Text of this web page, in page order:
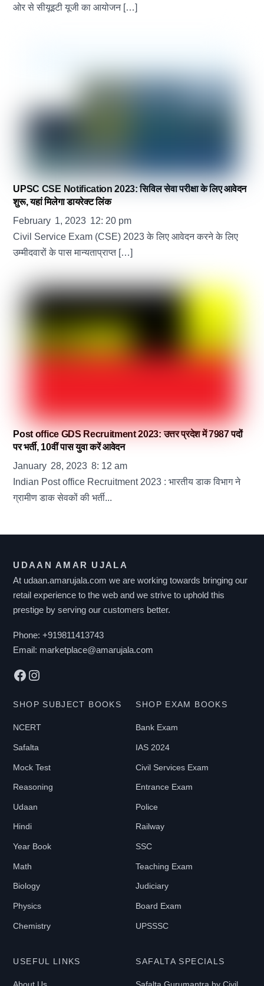
ओर से सीयूइटी यूजी का आयोजन […]
UPSC CSE Notification 2023: सिविल सेवा परीक्षा के लिए आवेदन
शुरू, यहां मिलेगा डायरेक्ट लिंक
February 1, 2023 12: 20 pm
Civil Service Exam (CSE) 2023 के लिए आवेदन करने के लिए
उम्मीदवारों के पास मान्यताप्राप्त […]
Post office GDS Recruitment 2023: उत्तर प्रदेश में 7987 पदों
पर भर्ती, 10वीं पास युवा करें आवेदन
January 28, 2023 8: 12 am
Indian Post office Recruitment 2023 : भारतीय डाक विभाग ने
ग्रामीण डाक सेवकों की भर्ती...
UDAAN AMAR UJALA
At udaan.amarujala.com we are working towards bringing our
retail experience to the web and we strive to uphold this
prestige by serving our customers better.
Phone:+919811413743
Email: marketplace@amarujala.com
Facebook
Instagram
SHOP SUBJECT BOOKS
NCERT
Safalta
Mock Test
Reasoning
Udaan
Hindi
Year Book
Math
Biology
Physics
Chemistry
SHOP EXAM BOOKS
Bank Exam
IAS 2024
Civil Services Exam
Entrance Exam
Police
Railway
SSC
Teaching Exam
Judiciary
Board Exam
UPSSSC
USEFUL LINKS SAFALTA SPECIALS